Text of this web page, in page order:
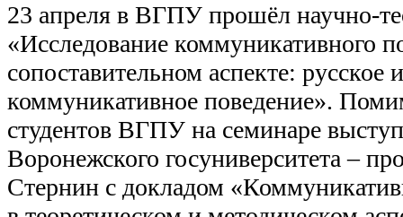
23 апреля в ВГПУ прошёл научно-
«Исследование коммуникативного
сопоставительном аспекте: русское
коммуникативное поведение».
студентов ВГПУ на семинаре
Воронежского госуниверситета –
Стернин с докладом